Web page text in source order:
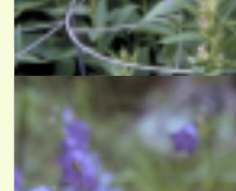
Breedbladig
Campanula latifolia